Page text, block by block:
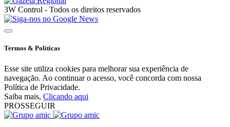
3W Control - Todos os direitos reservados
Termos & Políticas
Esse site utiliza cookies para melhorar sua experiência de
navegação. Ao continuar o acesso, você concorda com nossa
Política de Privacidade.
Saiba mais, Clicando aqui
PROSSEGUIR